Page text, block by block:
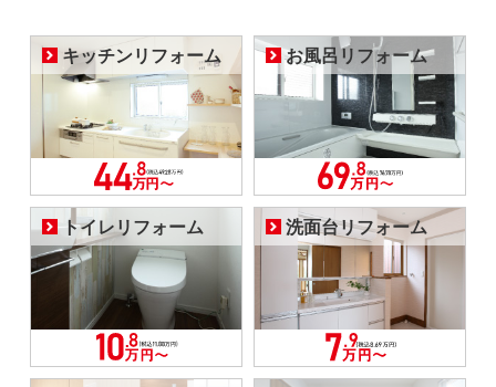
キッチンリフォーム お風呂リフォーム
トイレリフォーム 洗面台リフォーム